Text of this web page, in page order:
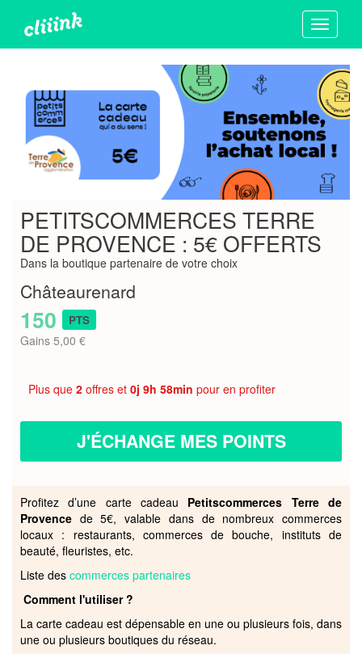
Toggle
PETITSCOMMERCES TERRE
DE PROVENCE : 5€ OFFERTS
Dans la boutique partenaire de votre choix
Châteaurenard
150 PTS
Gains 5,00 €
Plus que 2 offres et 0j 9h 58min pour en profiter
J'ÉCHANGE MES POINTS
Profitez d’une carte cadeau Petitscommerces Terre de
Provence de 5€, valable dans de nombreux commerces
locaux : restaurants, commerces de bouche, instituts de
beauté, fleuristes, etc.
Liste des commerces partenaires
Comment l'utiliser ?
La carte cadeau est dépensable en une ou plusieurs fois, dans
une ou plusieurs boutiques du réseau.